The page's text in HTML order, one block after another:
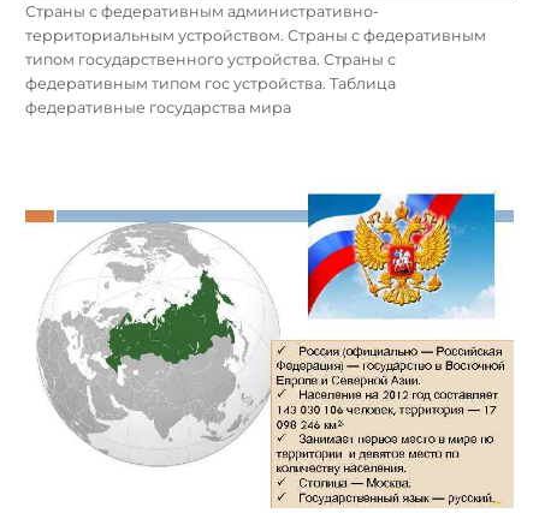
Страны с федеративным административно-
территориальным устройством. Страны с федеративным
типом государственного устройства. Страны с
федеративным типом гос устройства. Таблица
федеративные государства мира